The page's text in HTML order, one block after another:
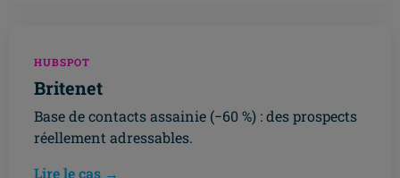
HUBSPOT
Britenet
Base de contacts assainie (−60 %) : des prospects
réellement adressables.
Lire le cas →